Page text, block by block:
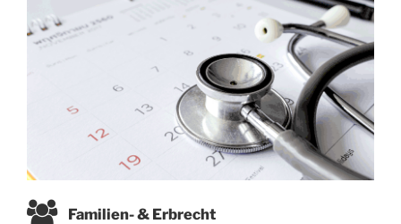
Familien- & Erbrecht